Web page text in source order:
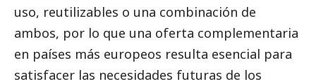
uso, reutilizables o una combinación de
ambos, por lo que una oferta complementaria
en países más europeos resulta esencial para
satisfacer las necesidades futuras de los